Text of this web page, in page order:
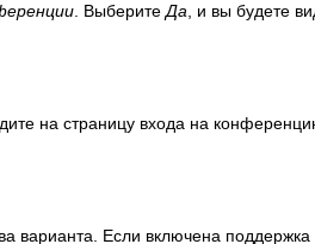
. Выберите Да , и вы будете
на страницу входа на
Если включена